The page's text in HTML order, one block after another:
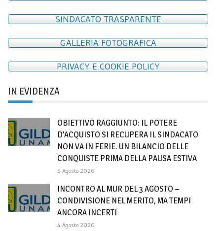
SINDACATO TRASPARENTE
GALLERIA FOTOGRAFICA
PRIVACY E COOKIE POLICY
IN EVIDENZA
OBIETTIVO RAGGIUNTO: IL POTERE
D’ACQUISTO SI RECUPERA IL SINDACATO
NON VA IN FERIE. UN BILANCIO DELLE
CONQUISTE PRIMA DELLA PAUSA ESTIVA
5 Agosto 2026
INCONTRO AL MUR DEL 3 AGOSTO –
CONDIVISIONE NEL MERITO, MA TEMPI
ANCORA INCERTI
4 Agosto 2026